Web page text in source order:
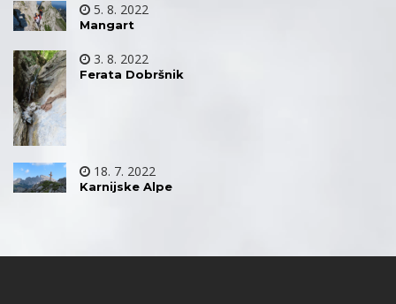
5. 8. 2022
Mangart
3. 8. 2022
Ferata Dobršnik
18. 7. 2022
Karnijske Alpe